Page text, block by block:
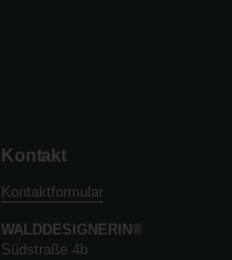
Kontakt
Kontaktformular
WALDDESIGNERIN®
Südstraße 4b